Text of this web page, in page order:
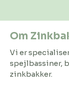
Om
Vi er
spejlbassiner,
zinkbakker.